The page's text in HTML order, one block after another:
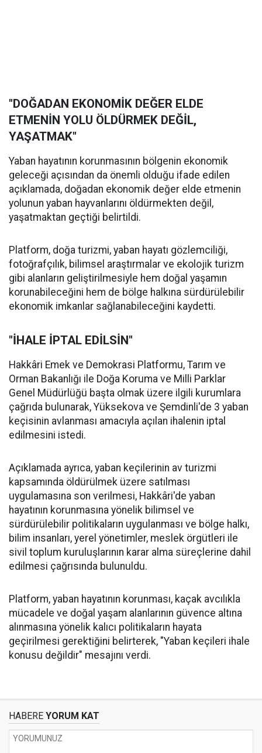
"DOĞADAN EKONOMİK DEĞER ELDE
ETMENİN YOLU ÖLDÜRMEK DEĞİL,
YAŞATMAK"
Yaban hayatının korunmasının bölgenin ekonomik
geleceği açısından da önemli olduğu ifade edilen
açıklamada, doğadan ekonomik değer elde etmenin
yolunun yaban hayvanlarını öldürmekten değil,
yaşatmaktan geçtiği belirtildi.
Platform, doğa turizmi, yaban hayatı gözlemciliği,
fotoğrafçılık, bilimsel araştırmalar ve ekolojik turizm
gibi alanların geliştirilmesiyle hem doğal yaşamın
korunabileceğini hem de bölge halkına sürdürülebilir
ekonomik imkanlar sağlanabileceğini kaydetti.
"İHALE İPTAL EDİLSİN"
Hakkâri Emek ve Demokrasi Platformu, Tarım ve
Orman Bakanlığı ile Doğa Koruma ve Milli Parklar
Genel Müdürlüğü başta olmak üzere ilgili kurumlara
çağrıda bulunarak, Yüksekova ve Şemdinli'de 3 yaban
keçisinin avlanması amacıyla açılan ihalenin iptal
edilmesini istedi.
Açıklamada ayrıca, yaban keçilerinin av turizmi
kapsamında öldürülmek üzere satılması
uygulamasına son verilmesi, Hakkâri'de yaban
hayatının korunmasına yönelik bilimsel ve
sürdürülebilir politikaların uygulanması ve bölge halkı,
bilim insanları, yerel yönetimler, meslek örgütleri ile
sivil toplum kuruluşlarının karar alma süreçlerine dahil
edilmesi çağrısında bulunuldu.
Platform, yaban hayatının korunması, kaçak avcılıkla
mücadele ve doğal yaşam alanlarının güvence altına
alınmasına yönelik kalıcı politikaların hayata
geçirilmesi gerektiğini belirterek, "Yaban keçileri ihale
konusu değildir" mesajını verdi.
HABERE YORUM KAT